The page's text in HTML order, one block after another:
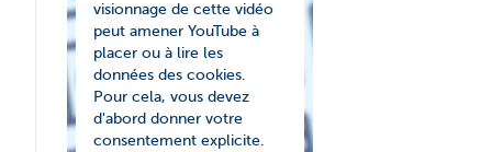
visionnage de cette vidéo
peut amener YouTube à
placer ou à lire les
données des cookies.
Pour cela, vous devez
d'abord donner votre
consentement explicite.